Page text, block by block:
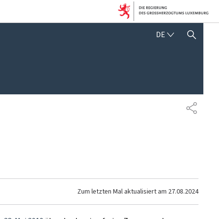
DE DEUTSCH
SUCHFLED ANZEIGEN /
TEILEN
Zum letzten Mal aktualisiert am 27.08.2024